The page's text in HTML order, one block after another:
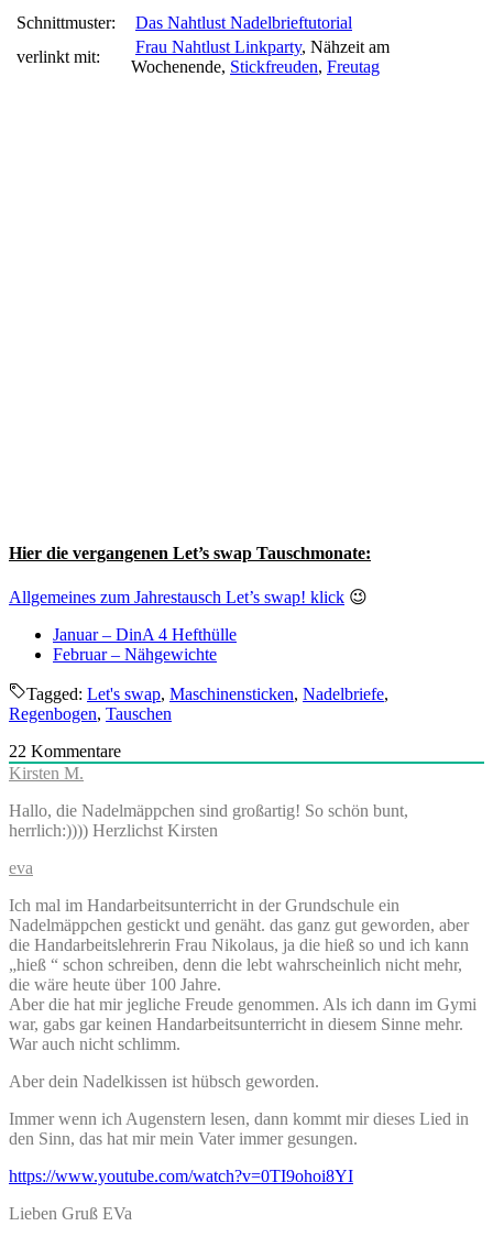
Schnittmuster:
Das Nahtlust Nadelbrieftutorial
verlinkt mit:
Frau Nahtlust Linkparty, Nähzeit am
Wochenende, Stickfreuden, Freutag
Hier die vergangenen Let’s swap Tauschmonate:
Allgemeines zum Jahrestausch Let’s swap! klick 😉
Januar – DinA 4 Hefthülle
Februar – Nähgewichte
Tagged: Let's swap, Maschinensticken, Nadelbriefe,
Regenbogen, Tauschen
22 Kommentare
Kirsten M.
Hallo, die Nadelmäppchen sind großartig! So schön bunt,
herrlich:)))) Herzlichst Kirsten
eva
Ich mal im Handarbeitsunterricht in der Grundschule ein
Nadelmäppchen gestickt und genäht. das ganz gut geworden, aber
die Handarbeitslehrerin Frau Nikolaus, ja die hieß so und ich kann
„hieß “ schon schreiben, denn die lebt wahrscheinlich nicht mehr,
die wäre heute über 100 Jahre.
Aber die hat mir jegliche Freude genommen. Als ich dann im Gymi
war, gabs gar keinen Handarbeitsunterricht in diesem Sinne mehr.
War auch nicht schlimm.
Aber dein Nadelkissen ist hübsch geworden.
Immer wenn ich Augenstern lesen, dann kommt mir dieses Lied in
den Sinn, das hat mir mein Vater immer gesungen.
https://www.youtube.com/watch?v=0TI9ohoi8YI
Lieben Gruß EVa